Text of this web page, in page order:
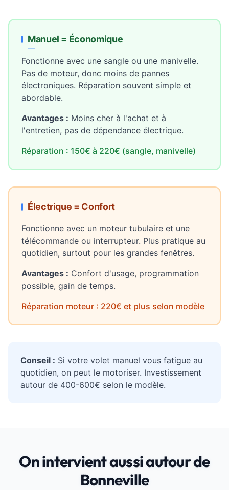
Manuel = Économique
Fonctionne avec une sangle ou une manivelle.
Pas de moteur, donc moins de pannes
électroniques. Réparation souvent simple et
abordable.
Avantages : Moins cher à l'achat et à
l'entretien, pas de dépendance électrique.
Réparation : 150€ à 220€ (sangle, manivelle)
Électrique = Confort
Fonctionne avec un moteur tubulaire et une
télécommande ou interrupteur. Plus pratique au
quotidien, surtout pour les grandes fenêtres.
Avantages : Confort d'usage, programmation
possible, gain de temps.
Réparation moteur : 220€ et plus selon modèle
Conseil : Si votre volet manuel vous fatigue au
quotidien, on peut le motoriser. Investissement
autour de 400-600€ selon le modèle.
On intervient aussi autour de
Bonneville